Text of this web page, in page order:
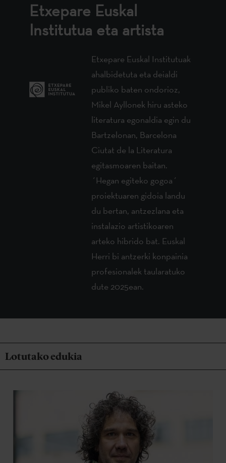
Etxepare Euskal
Institutua eta artista
Etxepare Euskal Institutuak
ahalbidetuta eta deialdi
publiko baten ondorioz,
Mikel Ayllonek hiru asteko
literatura egonaldia egin du
Bartzelonan, Barcelona
Ciutat de la Literatura
egitasmoaren baitan.
´Hegan egiteko gogoa´
proiektuaren gidoia landu
du bertan, antzezlana eta
instalazio artistikoaren
arteko hibrido bat. Euskal
Herri bi antzerki konpainia
profesionalek taularatuko
dute 2025ean.
Lotutako edukia